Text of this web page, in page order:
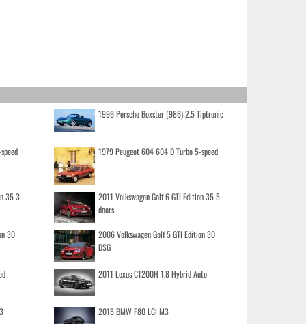
1996 Porsche Boxster (986) 2.5 Tiptronic
1979 Peugeot 604 604 D Turbo 5-speed
35 3-
2011 Volkswagen Golf 6 GTI Edition 35 5-
doors
30
2006 Volkswagen Golf 5 GTI Edition 30
DSG
2011 Lexus CT200H 1.8 Hybrid Auto
2015 BMW F80 LCI M3